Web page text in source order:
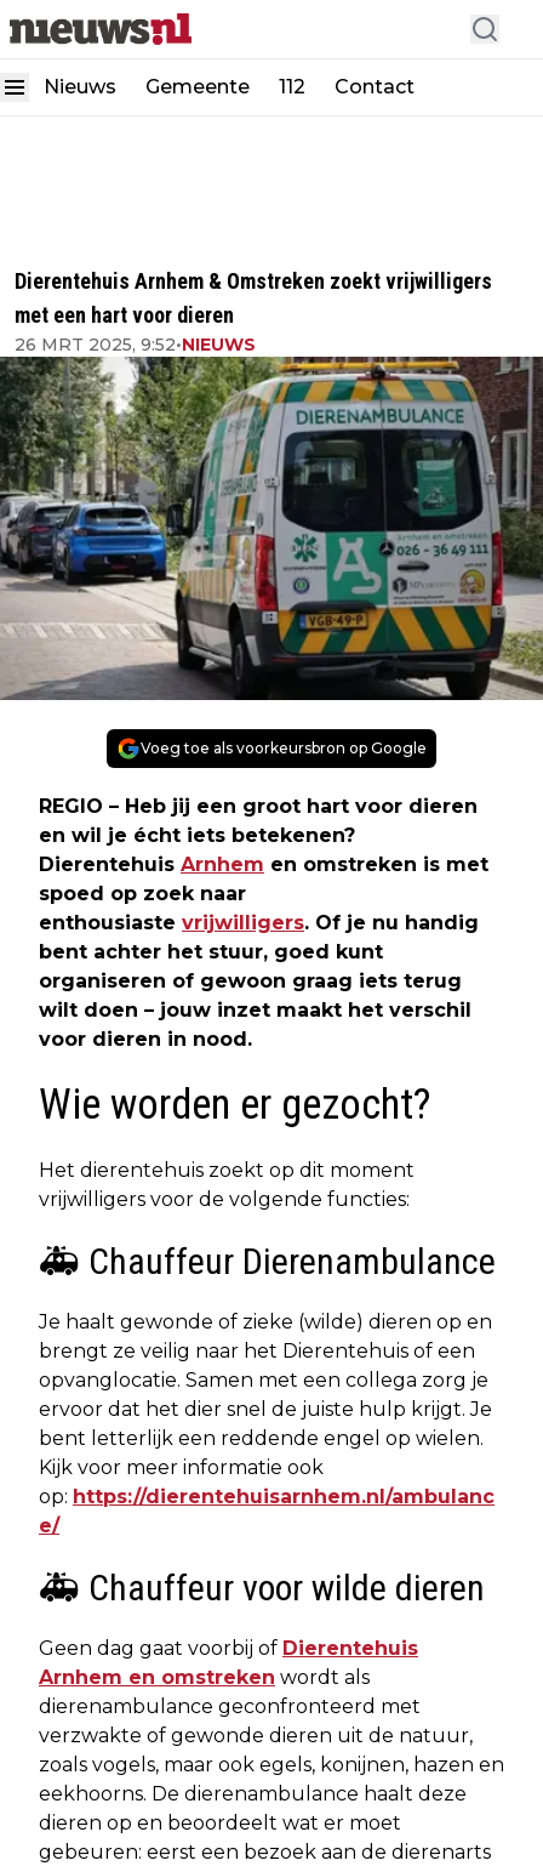
Nieuws Gemeente 112 Contact
Dierentehuis Arnhem & Omstreken zoekt vrijwilligers
met een hart voor dieren
26 MRT 2025, 9:52•NIEUWS
Voeg toe als voorkeursbron op Google
REGIO – Heb jij een groot hart voor dieren
en wil je écht iets betekenen?
Dierentehuis Arnhem en omstreken is met
spoed op zoek naar
enthousiaste vrijwilligers. Of je nu handig
bent achter het stuur, goed kunt
organiseren of gewoon graag iets terug
wilt doen – jouw inzet maakt het verschil
voor dieren in nood.
Wie worden er gezocht?
Het dierentehuis zoekt op dit moment
vrijwilligers voor de volgende functies:
🚑 Chauffeur Dierenambulance
Je haalt gewonde of zieke (wilde) dieren op en
brengt ze veilig naar het Dierentehuis of een
opvanglocatie. Samen met een collega zorg je
ervoor dat het dier snel de juiste hulp krijgt. Je
bent letterlijk een reddende engel op wielen.
Kijk voor meer informatie ook
op: https://dierentehuisarnhem.nl/ambulanc
e/
🚑 Chauffeur voor wilde dieren
Geen dag gaat voorbij of Dierentehuis
Arnhem en omstreken wordt als
dierenambulance geconfronteerd met
verzwakte of gewonde dieren uit de natuur,
zoals vogels, maar ook egels, konijnen, hazen en
eekhoorns. De dierenambulance haalt deze
dieren op en beoordeelt wat er moet
gebeuren: eerst een bezoek aan de dierenarts